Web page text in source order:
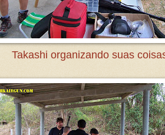
Takashi organizando suas